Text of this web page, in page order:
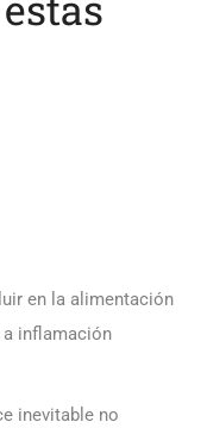
en la alimentación
a inflamación
inevitable no